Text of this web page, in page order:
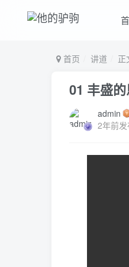
首页 讲道 正
01 丰盛
admin
2年前发